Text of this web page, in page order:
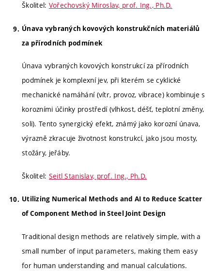
Školitel: Vořechovský Miroslav, prof. Ing., Ph.D.
Únava vybraných kovových konstrukčních materiálů
za přírodních podmínek
Únava vybraných kovových konstrukcí za přírodních
podmínek je komplexní jev, při kterém se cyklické
mechanické namáhání (vítr, provoz, vibrace) kombinuje s
korozními účinky prostředí (vlhkost, déšť, teplotní změny,
soli). Tento synergický efekt, známý jako korozní únava,
výrazně zkracuje životnost konstrukcí, jako jsou mosty,
stožáry, jeřáby.
Školitel: Seitl Stanislav, prof. Ing., Ph.D.
Utilizing Numerical Methods and AI to Reduce Scatter
of Component Method in Steel Joint Design
Traditional design methods are relatively simple, with a
small number of input parameters, making them easy
for human understanding and manual calculations.